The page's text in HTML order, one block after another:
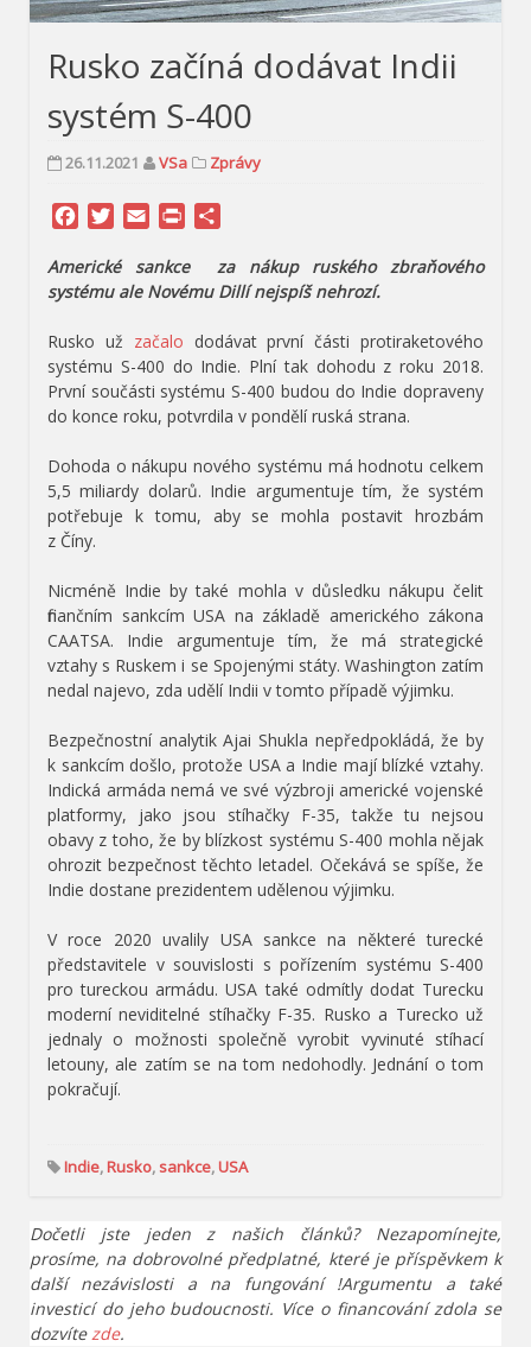
Rusko začíná dodávat Indii
systém S-400
26.11.2021 VSa Zprávy
Facebook
Twitter
Email Print
Americké sankce za nákup ruského zbraňového
systému ale Novému Dillí nejspíš nehrozí.
Rusko už začalo dodávat první části protiraketového
systému S-400 do Indie. Plní tak dohodu z roku 2018.
První součásti systému S-400 budou do Indie dopraveny
do konce roku, potvrdila v pondělí ruská strana.
Dohoda o nákupu nového systému má hodnotu celkem
5,5 miliardy dolarů. Indie argumentuje tím, že systém
potřebuje k tomu, aby se mohla postavit hrozbám
z Číny.
Nicméně Indie by také mohla v důsledku nákupu čelit
finančním sankcím USA na základě amerického zákona
CAATSA. Indie argumentuje tím, že má strategické
vztahy s Ruskem i se Spojenými státy. Washington zatím
nedal najevo, zda udělí Indii v tomto případě výjimku.
Bezpečnostní analytik Ajai Shukla nepředpokládá, že by
k sankcím došlo, protože USA a Indie mají blízké vztahy.
Indická armáda nemá ve své výzbroji americké vojenské
platformy, jako jsou stíhačky F-35, takže tu nejsou
obavy z toho, že by blízkost systému S-400 mohla nějak
ohrozit bezpečnost těchto letadel. Očekává se spíše, že
Indie dostane prezidentem udělenou výjimku.
V roce 2020 uvalily USA sankce na některé turecké
představitele v souvislosti s pořízením systému S-400
pro tureckou armádu. USA také odmítly dodat Turecku
moderní neviditelné stíhačky F-35. Rusko a Turecko už
jednaly o možnosti společně vyrobit vyvinuté stíhací
letouny, ale zatím se na tom nedohodly. Jednání o tom
pokračují.
Indie,Rusko,sankce,USA
Dočetli jste jeden z našich článků? Nezapomínejte,
prosíme, na dobrovolné předplatné, které je příspěvkem k
další nezávislosti a na fungování !Argumentu a také
investicí do jeho budoucnosti. Více o financování zdola se
dozvítezde.